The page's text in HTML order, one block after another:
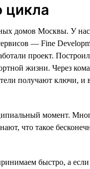
цикла
домов Москвы. У нас
— Fine
проект.
жизни. Через
получают ключи, и
момент.
что такое
быстро, а